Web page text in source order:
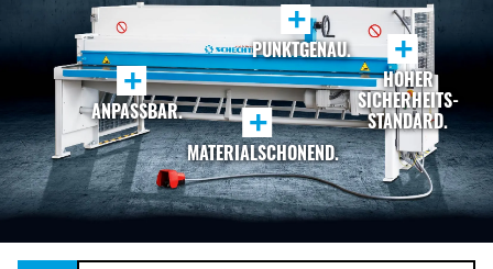
+
PUNKTGENAU. +
HOHER
SICHERHEITS-
STANDARD.
+
ANPASSBAR. +
MATERIALSCHONEND.